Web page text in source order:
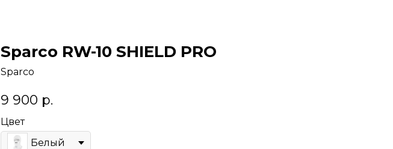
Sparco RW-10 SHIELD PRO
Sparco
9 900 р.
Цвет
Белый